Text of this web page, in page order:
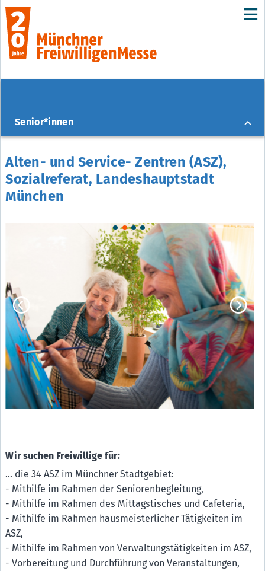
Senior*innen
Landeshauptstadt München
F2 Alzheimer Gesellschaft München e.V.
F3 MÜNCHENSTIFT gGmbH
Alten- und Service- Zentren (ASZ),
Sozialreferat, Landeshauptstadt
München
Wir suchen Freiwillige für:
... die 34 ASZ im Münchner Stadtgebiet:
- Mithilfe im Rahmen der Seniorenbegleitung,
- Mithilfe im Rahmen des Mittagstisches und Cafeteria,
- Mithilfe im Rahmen hausmeisterlicher Tätigkeiten im
ASZ,
- Mithilfe im Rahmen von Verwaltungstätigkeiten im ASZ,
- Vorbereitung und Durchführung von Veranstaltungen,